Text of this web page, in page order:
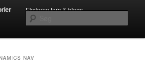
Teknikblog
Eksterne fora & blogs
NAV